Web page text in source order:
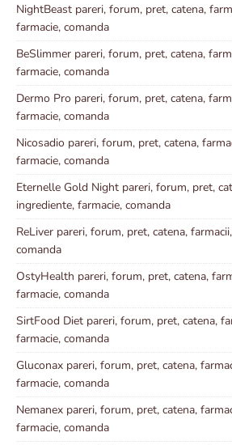
NightBeast pareri, forum, pret, catena,
farmacie, comanda
BeSlimmer pareri, forum, pret, catena,
farmacie, comanda
Dermo Pro pareri, forum, pret, catena,
farmacie, comanda
Nicosadio pareri, forum, pret, catena,
farmacie, comanda
Eternelle Gold Night pareri, forum, pret,
ingrediente, farmacie, comanda
ReLiver pareri, forum, pret, catena,
comanda
OstyHealth pareri, forum, pret, catena,
farmacie, comanda
SirtFood Diet pareri, forum, pret, catena,
farmacie, comanda
Gluconax pareri, forum, pret, catena,
farmacie, comanda
Nemanex pareri, forum, pret, catena,
farmacie, comanda